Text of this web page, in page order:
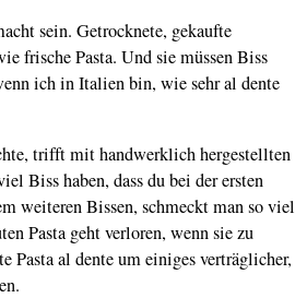
sein. Getrocknete, gekaufte
frische Pasta. Und sie müssen Biss
ich in Italien bin, wie sehr al dente
trifft mit handwerklich hergestellten
Biss haben, dass du bei der ersten
weiteren Bissen, schmeckt man so viel
Pasta geht verloren, wenn sie zu
Pasta al dente um einiges verträglicher,